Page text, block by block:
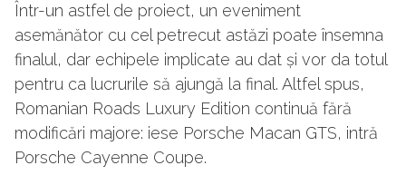
Într-un astfel de proiect, un eveniment
asemănător cu cel petrecut astăzi poate însemna
finalul, dar echipele implicate au dat și vor da totul
pentru ca lucrurile să ajungă la final. Altfel spus,
Romanian Roads Luxury Edition continuă fără
modificări majore: iese Porsche Macan GTS, intră
Porsche Cayenne Coupe.